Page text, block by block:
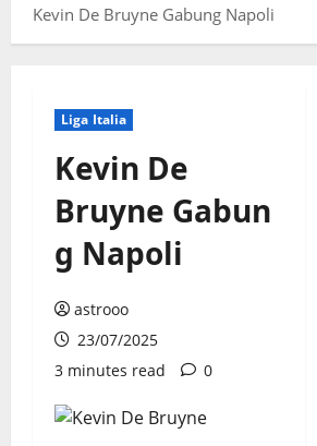
Kevin De Bruyne Gabung Napoli
Liga Italia
Kevin De
Bruyne Gabun
g Napoli
astrooo
23/07/2025
3 minutes read
0